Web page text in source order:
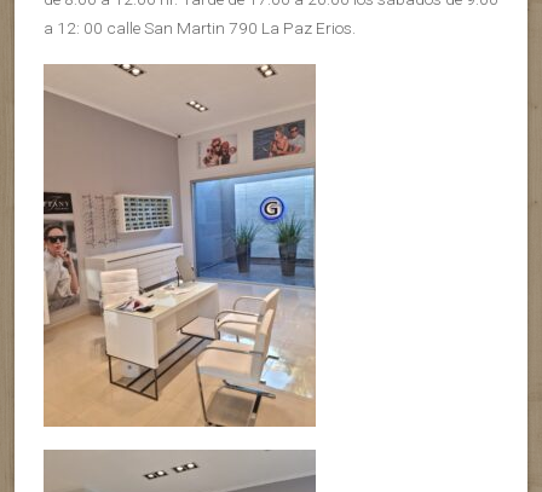
a 12: 00 calle San Martin 790 La Paz Erios.